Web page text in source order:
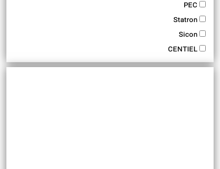
PEC
Statron
Sicon
CENTIEL